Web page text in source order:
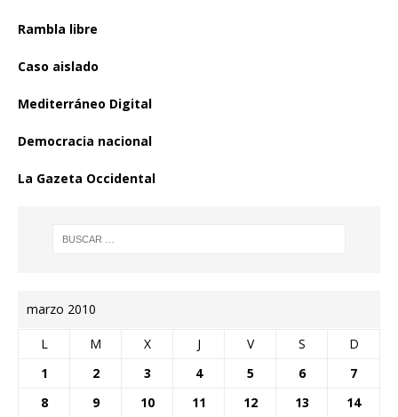
Rambla libre
Caso aislado
Mediterráneo Digital
Democracia nacional
La Gazeta Occidental
marzo 2010
L M X J V S D
1 2 3 4 5 6
7
8
9 10 11 12 13
14